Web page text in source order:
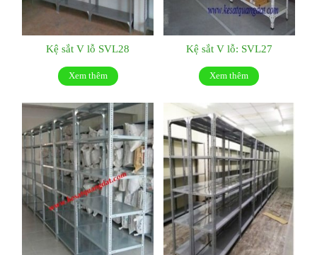
Kệ sắt V lỗ SVL28
Xem thêm
Kệ sắt V lỗ: SVL27
Xem thêm